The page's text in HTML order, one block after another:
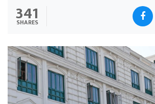
341
SHARES